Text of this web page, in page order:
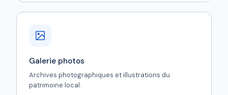
Galerie photos
Archives photographiques et illustrations du
patrimoine local.